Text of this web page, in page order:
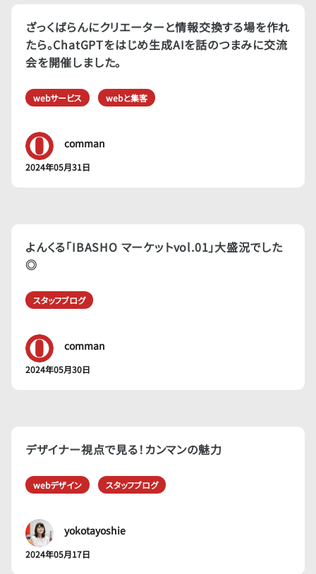
ざっくばらんにクリエーターと情報交換する場を作れ
たら。ChatGPTをはじめ生成AIを話のつまみに交流
会を開催しました。
webサービス webと集客
comman
2024年05月31日
よんくる「IBASHO マーケットvol.01」大盛況でした
◎
スタッフブログ
comman
2024年05月30日
デザイナー視点で見る！カンマンの魅力
webデザイン スタッフブログ
yokotayoshie
2024年05月17日